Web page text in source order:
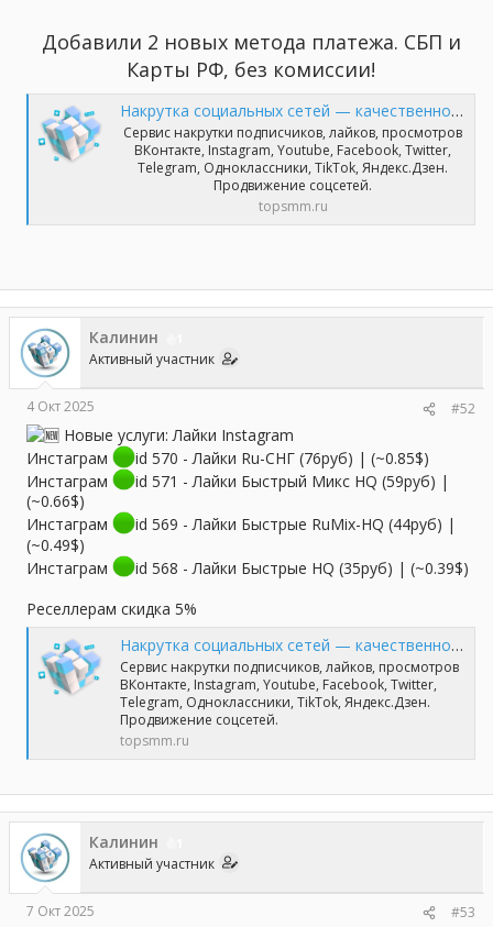
Добавили 2 новых метода платежа. СБП и
Карты РФ, без комиссии!
Накрутка социальных сетей — качественно и профессионально | TopSmm
Сервис накрутки подписчиков, лайков, просмотров
ВКонтакте, Instagram, Youtube, Facebook, Twitter,
Telegram, Одноклассники, TikTok, Яндекс.Дзен.
Продвижение соцсетей.
topsmm.ru
Калинин
Активный участник
4 Окт 2025 #52
Новые услуги: Лайки Instagram
Инстаграм
id 570 - Лайки Ru-СНГ (76руб) | (~0.85$)
Инстаграм
id 571 - Лайки Быстрый Микс HQ (59руб) |
(~0.66$)
Инстаграм
id 569 - Лайки Быстрые RuMix-HQ (44руб) |
(~0.49$)
Инстаграм
id 568 - Лайки Быстрые HQ (35руб) | (~0.39$)
Реселлерам скидка 5%
Накрутка социальных сетей — качественно и профессионально | TopSmm
Сервис накрутки подписчиков, лайков, просмотров
ВКонтакте, Instagram, Youtube, Facebook, Twitter,
Telegram, Одноклассники, TikTok, Яндекс.Дзен.
Продвижение соцсетей.
topsmm.ru
Калинин
Активный участник
7 Окт 2025 #53